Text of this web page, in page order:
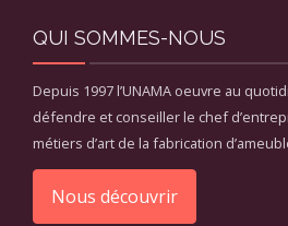
QUI SOMMES-NOUS
Depuis 1997 l’UNAMA oeuvre au
défendre et conseiller le chef
métiers d’art de la fabrication
Nous découvrir